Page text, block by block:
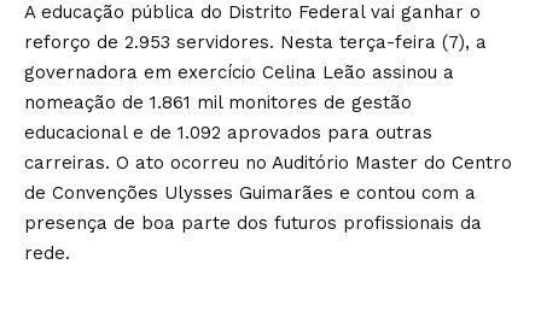
A educação pública do Distrito Federal vai ganhar o
reforço de 2.953 servidores. Nesta terça-feira (7), a
governadora em exercício Celina Leão assinou a
nomeação de 1.861 mil monitores de gestão
educacional e de 1.092 aprovados para outras
carreiras. O ato ocorreu no Auditório Master do Centro
de Convenções Ulysses Guimarães e contou com a
presença de boa parte dos futuros profissionais da
rede.